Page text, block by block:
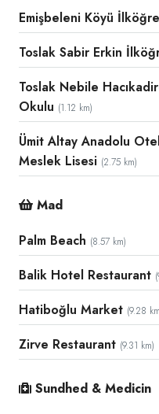
Emişbeleni Köyü
Toslak Sabir Erkin
Toslak Nebile
Okulu (1.12 km)
Ümit Altay Anadolu
Meslek Lisesi (2.75 km)
Mad
Palm Beach (8.57 km)
Balik Hotel Restaurant
Hatiboğlu Market (9.28
Zirve Restaurant (9.31 km)
Sundhed & Medicin